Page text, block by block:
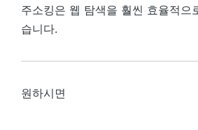
주소킹은 웹 탐색을 훨씬 효율적으
습니다.
원하시면